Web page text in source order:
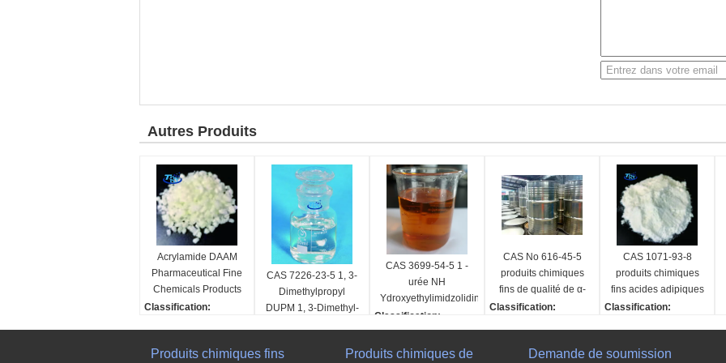
Autres Produits
Acrylamide DAAM
Pharmaceutical Fine
Chemicals Products
de diacétone de CAS
Classification:
Acrylamide de diacéton
CAS 7226-23-5 1, 3-
Dimethylpropyl
DUPM 1, 3-Dimethyl-
nom:
CAS 3699-54-5 1 -
urée NH
Ydroxyethylimidzolidine-
2-One de 2-
Hydroxyethyl -2-
Imidazolidinone
Classification:
Produits chimiques fins
nom:
CAS No 616-45-5
produits chimiques
fins de qualité de α-
pyrrolidone
Classification:
α-pyrrolidone
CAS 1071-93-8
produits chimiques
fins acides adipiques
de Dihydrazide CAD
Classification:
Dihydrazide acide adipi
Produits chimiques fins Produits chimiques de Demande de soumission